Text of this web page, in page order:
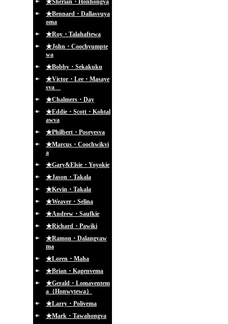
★Sherian・Honhongva
★Bennard・Dallasvuya
oma
★Roy・Talahaftewa
★John・Coochyumpte
wa
★Bobby・Sekakuku
★Victor・Lee・Masaye
sva
★Chalmers・Day
★Eddie・Scott・Kohtal
awva
★Philbert・Poseyesva
★Marcus・Coochwikvi
a
★Gary&Elsie・Yoyokie
★Jason・Takala
★Kevin・Takala
★Weaver・Selina
★Andrew・Saufkie
★Richard・Pawiki
★Ramon・Dalangyaw
ma
★Loren・Maha
★Brian・Kagenvema
★Gerald・Lomaventem
a（Honwytewa）
★Larry・Polivema
★Mark・Tawahongva